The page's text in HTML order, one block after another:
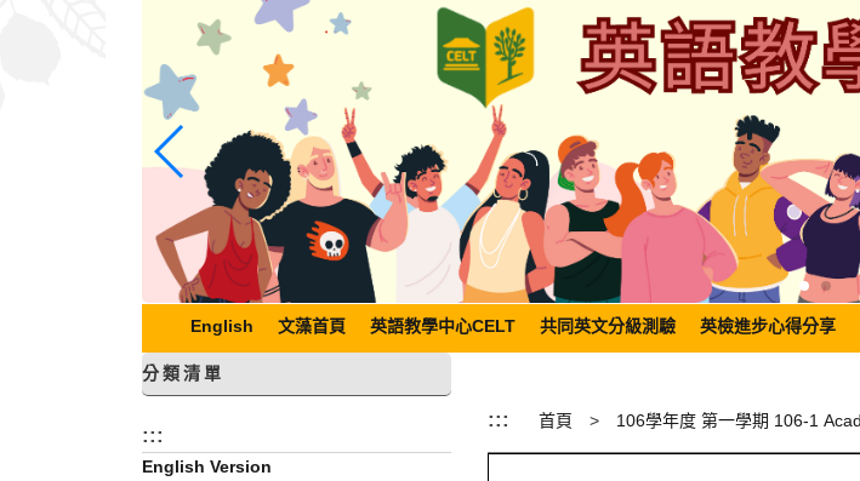
English 文藻首頁 英語教學中心CELT 共同英文分級測驗 英檢進步心得分享
分類清單
:::
English Version
::: 首頁